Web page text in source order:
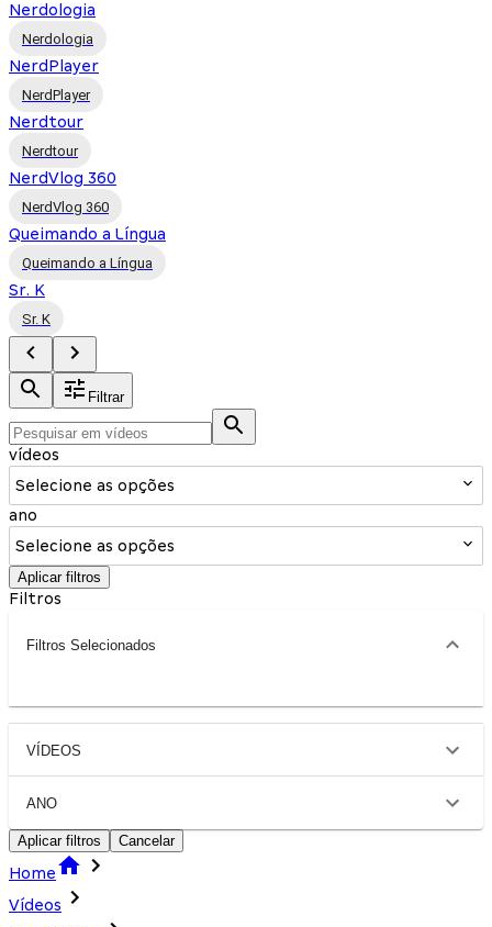
Nerdologia
Nerdologia
NerdPlayer
NerdPlayer
Nerdtour
Nerdtour
NerdVlog 360
NerdVlog 360
Queimando a Língua
Queimando a Língua
Sr. K
Sr. K
Filtrar
vídeos
Selecione as opções
ano
Selecione as opções
Aplicar filtros
Filtros
Filtros Selecionados
VÍDEOS
ANO
Aplicar filtros Cancelar
Home
Vídeos